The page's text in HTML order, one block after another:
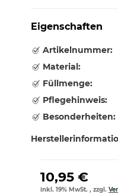
Eigenschaften
Artikelnummer:
Material:
Füllmenge:
Pflegehinweis:
Besonderheiten:
10,95 €
inkl. 19% MwSt. , zzgl.